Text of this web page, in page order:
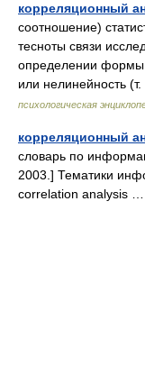
корреляционный
соотношение)
тесноты связи
определении формы
или нелинейность
психологическая
корреляционный
словарь по
2003.] Тематики
correlation analysis